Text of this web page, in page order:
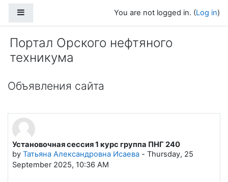
You are not logged in. (Log in)
Портал Орского нефтяного
техникума
Объявления сайта
Установочная сессия 1 курс группа ПНГ 240
by Татьяна Александровна Исаева - Thursday, 25
September 2025, 10:36 AM